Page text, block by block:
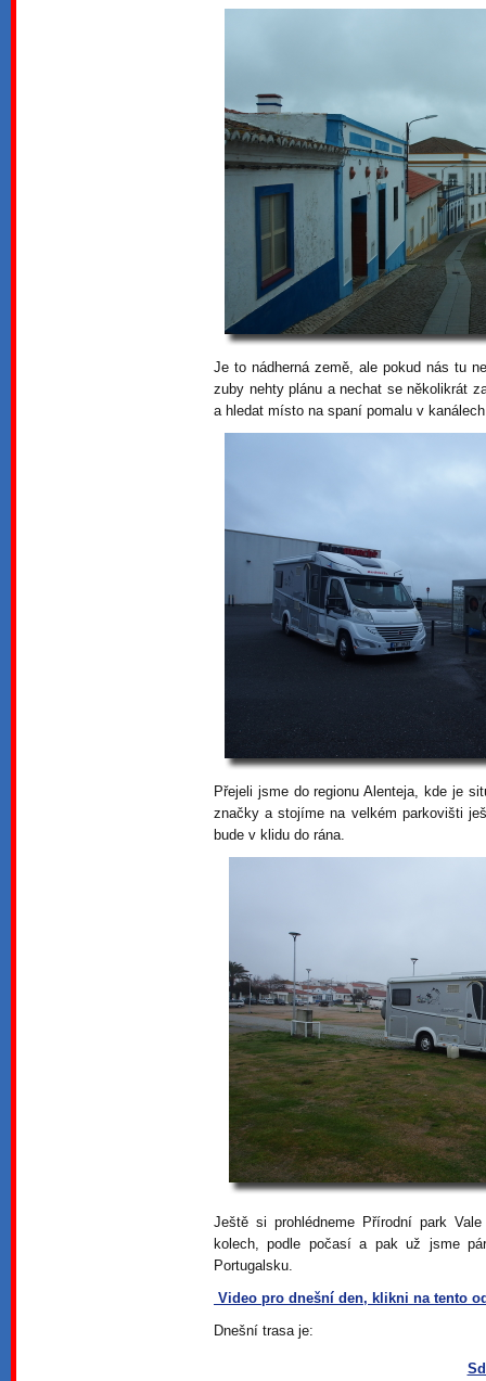
Je to nádherná země, ale pokud nás tu
zuby nehty plánu a nechat se několikrát
a hledat místo na spaní pomalu v
Přejeli jsme do regionu Alenteja, kde je
značky a stojíme na velkém parkovišti
bude v klidu do rána.
Ještě si prohlédneme Přírodní park
kolech, podle počasí a pak už jsme
Portugalsku.
Video pro dnešní den, klikni na tento
Dnešní trasa je: